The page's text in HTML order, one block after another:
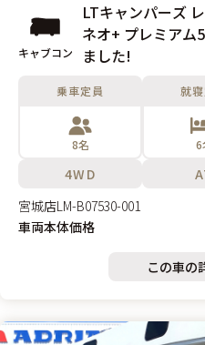
キャブコン
LTキャンパーズ
ネオ+ プレミアム5 大人気キャブコン入庫致し
ました!
乗車定員
8名
就
6
4WD
宮城店LM-B07530-001
車両本体価格
この車の